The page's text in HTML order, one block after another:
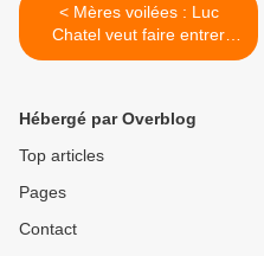
< Mères voilées : Luc
Chatel veut faire entrer
l’école dans la campagne
Hébergé par Overblog
Top articles
Pages
Contact